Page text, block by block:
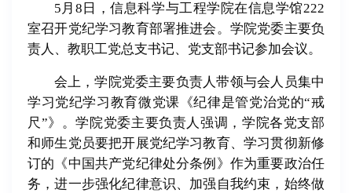
5月8日，信息科学与工程学院在信息学馆222
室召开党纪学习教育部署推进会。学院党委主要负
责人、教职工党总支书记、党支部书记参加会议。
会上，学院党委主要负责人带领与会人员集中
学习党纪学习教育微党课《纪律是管党治党的“戒
尺”》。学院党委主要负责人强调，学院各党支部
和师生党员要把开展党纪学习教育、学习贯彻新修
订的《中国共产党纪律处分条例》作为重要政治任
务，进一步强化纪律意识、加强自我约束，始终做